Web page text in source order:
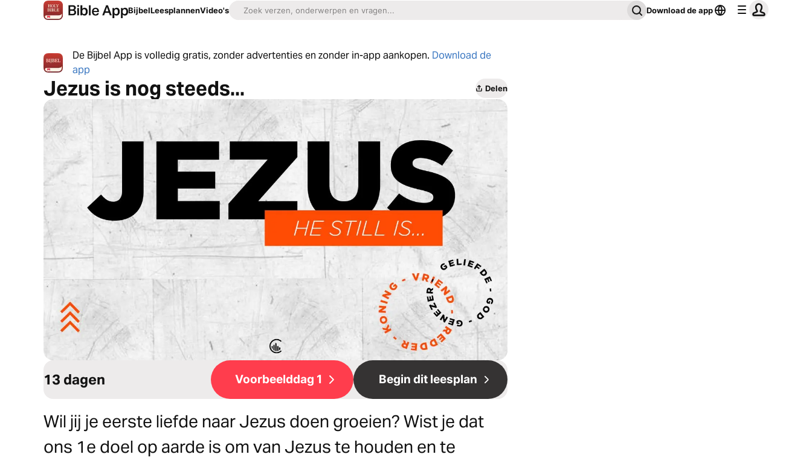
BijbelLeesplannenVideo's Download de app
De Bijbel App is volledig gratis, zonder advertenties en zonder in-app aankopen. Download de
app
Jezus is nog steeds... Delen
13 dagen Voorbeelddag 1 Begin dit leesplan
Wil jij je eerste liefde naar Jezus doen groeien? Wist je dat
ons 1e doel op aarde is om van Jezus te houden en te